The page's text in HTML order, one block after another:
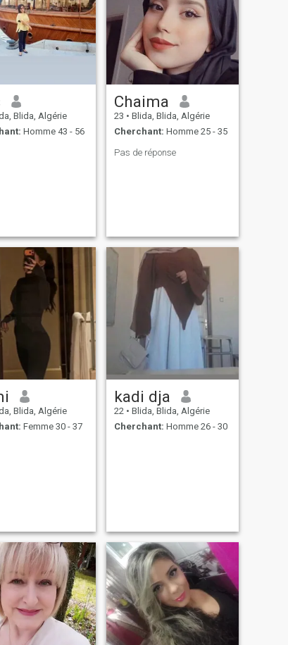
Blida, Algérie
Homme 43 - 56
Chaima
23 • Blida, Blida, Algérie
Cherchant: Homme 25 - 35
Pas de réponse
Blida, Algérie
Femme 30 - 37
kadi dja
22 • Blida, Blida, Algérie
Cherchant: Homme 26 - 30